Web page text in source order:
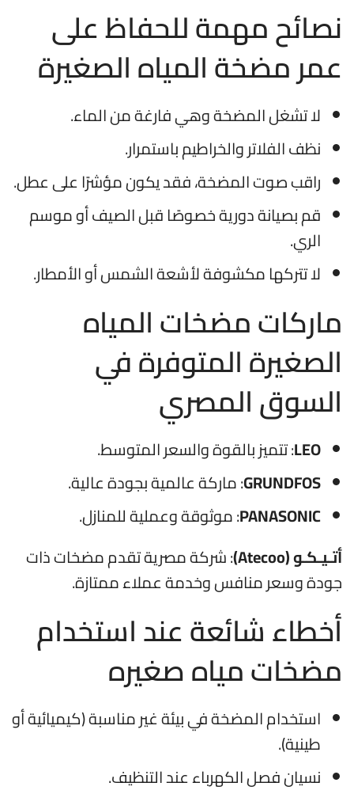
نصائح مهمة للحفاظ على
عمر مضخة المياه الصغيرة
لا تشغل المضخة وهي فارغة من الماء.
نظف الفلاتر والخراطيم باستمرار.
راقب صوت المضخة، فقد يكون مؤشرًا على عطل.
قم بصيانة دورية خصوصًا قبل الصيف أو موسم
الري.
لا تتركها مكشوفة لأشعة الشمس أو الأمطار.
ماركات مضخات المياه
الصغيرة المتوفرة في
السوق المصري
LEO: تتميز بالقوة والسعر المتوسط.
GRUNDFOS: ماركة عالمية بجودة عالية.
PANASONIC: موثوقة وعملية للمنازل.
أتـيـكـو (Atecoo)
: شركة مصرية تقدم مضخات ذات
جودة وسعر منافس وخدمة عملاء ممتازة.
أخطاء شائعة عند استخدام
مضخات مياه صغيره
استخدام المضخة في بيئة غير مناسبة (كيميائية أو
طينية).
نسيان فصل الكهرباء عند التنظيف.